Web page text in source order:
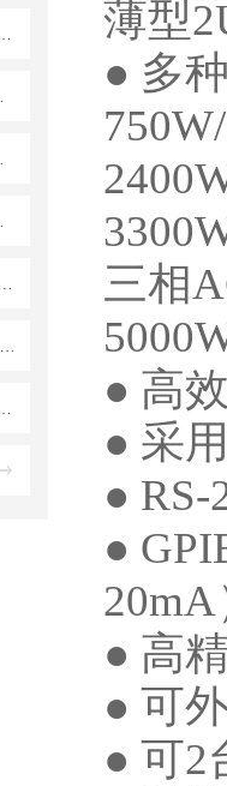
薄型
● 多
三相
● 高
● 采
● RS-
●
20mA
● 高
● 可
● 可2